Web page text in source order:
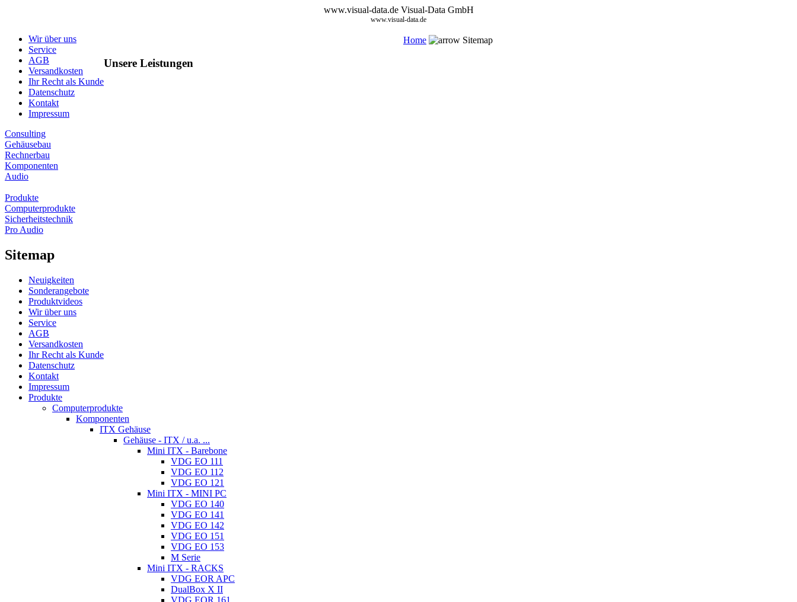
www.visual-data.de Visual-Data GmbH
www.visual-data.de
Wir über uns
Service
AGB
Versandkosten
Ihr Recht als Kunde
Datenschutz
Kontakt
Impressum
Home Sitemap
Unsere Leistungen
Consulting
Gehäusebau
Rechnerbau
Komponenten
Audio
Produkte
Computerprodukte
Sicherheitstechnik
Pro Audio
Sitemap
Neuigkeiten
Sonderangebote
Produktvideos
Wir über uns
Service
AGB
Versandkosten
Ihr Recht als Kunde
Datenschutz
Kontakt
Impressum
Produkte
Computerprodukte
Komponenten
ITX Gehäuse
Gehäuse - ITX / u.a. ...
Mini ITX - Barebone
VDG EO 111
VDG EO 112
VDG EO 121
Mini ITX - MINI PC
VDG EO 140
VDG EO 141
VDG EO 142
VDG EO 151
VDG EO 153
M Serie
Mini ITX - RACKS
VDG EOR APC
DualBox X II
VDG EOR 161